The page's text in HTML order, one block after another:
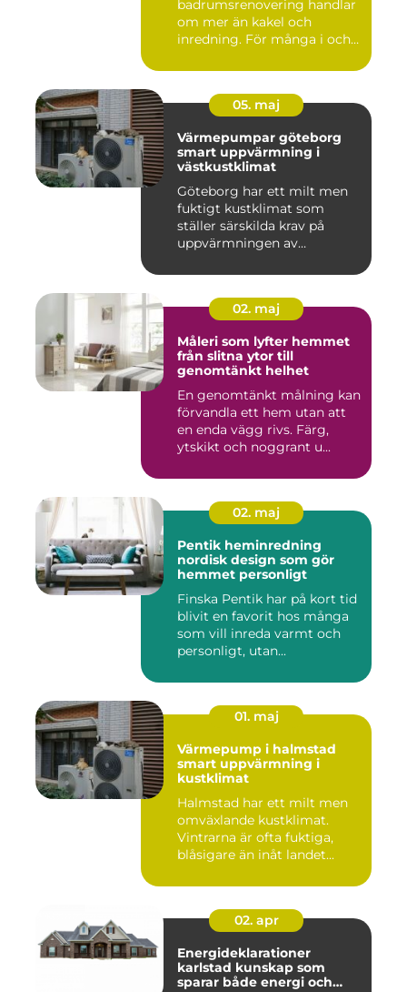
badrumsrenovering handlar
om mer än kakel och
inredning. För många i och
05. maj
Värmepumpar göteborg
smart uppvärmning i
västkustklimat
Göteborg har ett milt men
fuktigt kustklimat som
ställer särskilda krav på
uppvärmningen av
02. maj
Måleri som lyfter hemmet
från slitna ytor till
genomtänkt helhet
En genomtänkt målning kan
förvandla ett hem utan att
en enda vägg rivs. Färg,
ytskikt och noggrant u...
02. maj
Pentik heminredning
nordisk design som gör
hemmet personligt
Finska Pentik har på kort tid
blivit en favorit hos många
som vill inreda varmt och
personligt, utan...
01. maj
Värmepump i halmstad
smart uppvärmning i
kustklimat
Halmstad har ett milt men
omväxlande kustklimat.
Vintrarna är ofta fuktiga,
blåsigare än inåt landet...
02. apr
Energideklarationer
karlstad kunskap som
sparar både energi och